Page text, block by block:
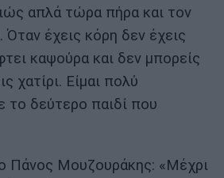
απλά τώρα πήρα και τον
Όταν έχεις κόρη δεν έχεις
καψούρα και δεν μπορείς
χατίρι. Είμαι πολύ
το δεύτερο παιδί που
Πάνος Μουζουράκης: «Μέχρι